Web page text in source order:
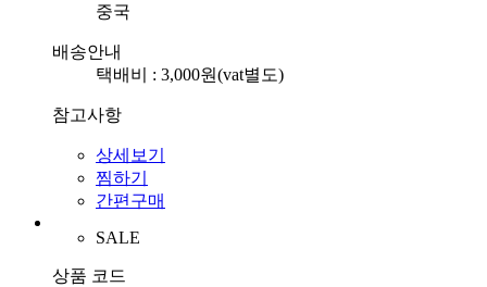
중국
배송안내
택배비 : 3,000원(vat별도)
참고사항
상세보기
찜하기
간편구매
SALE
상품 코드